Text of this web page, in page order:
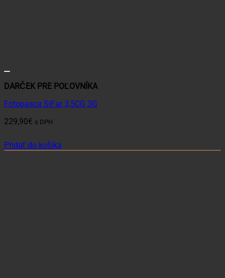
DARČEK PRE POĽOVNÍKA
Fotopasca SiFar 3,5CG 3G
229,90€ s DPH
Pridať do košíka